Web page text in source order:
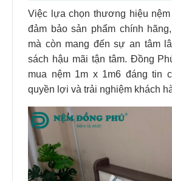
Việc lựa chọn thương hiệu
đảm bảo sản phẩm chính
mà còn mang đến sự an tâm
sách hậu mãi tận tâm. Đồng
mua nệm 1m x 1m6 đáng tin
quyền lợi và trải nghiệm khách